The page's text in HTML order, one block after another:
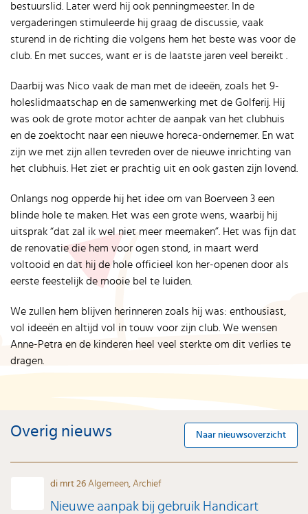
bestuurslid. Later werd hij ook penningmeester. In de
vergaderingen stimuleerde hij graag de discussie, vaak
sturend in de richting die volgens hem het beste was voor de
club. En met succes, want er is de laatste jaren veel bereikt .
Daarbij was Nico vaak de man met de ideeën, zoals het 9-
holeslidmaatschap en de samenwerking met de Golferij. Hij
was ook de grote motor achter de aanpak van het clubhuis
en de zoektocht naar een nieuwe horeca-ondernemer. En wat
zijn we met zijn allen tevreden over de nieuwe inrichting van
het clubhuis. Het ziet er prachtig uit en ook gasten zijn lovend.
Onlangs nog opperde hij het idee om van Boerveen 3 een
blinde hole te maken. Het was een grote wens, waarbij hij
uitsprak “dat zal ik wel niet meer meemaken”. Het was fijn dat
de renovatie die hem voor ogen stond, in maart werd
voltooid en dat hij de hole officieel kon her-openen door als
eerste feestelijk de mooie bel te luiden.
We zullen hem blijven herinneren zoals hij was: enthousiast,
vol ideeën en altijd vol in touw voor zijn club. We wensen
Anne-Petra en de kinderen heel veel sterkte om dit verlies te
dragen.
Overig nieuws Naar nieuwsoverzicht
di mrt 26Algemeen,Archief
Nieuwe aanpak bij gebruik Handicart